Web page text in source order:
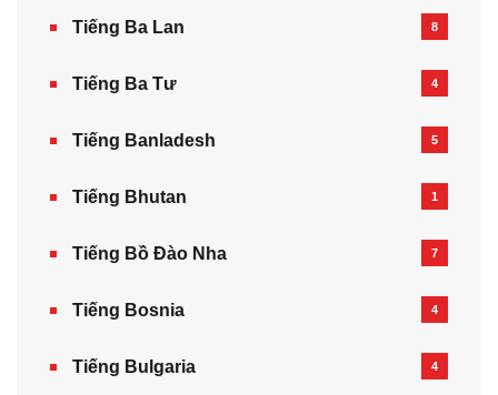
Tiếng Ba Lan 8
Tiếng Ba Tư 4
Tiếng Banladesh 5
Tiếng Bhutan 1
Tiếng Bồ Đào Nha 7
Tiếng Bosnia 4
Tiếng Bulgaria 4